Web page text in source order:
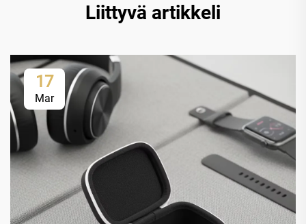
Liittyvä artikkeli
17
Mar